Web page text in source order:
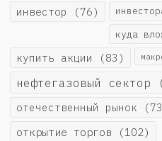
инвестор (76)
куда
купить акции (83)
нефтегазовый сектор
отечественный рынок
открытие торгов (102)